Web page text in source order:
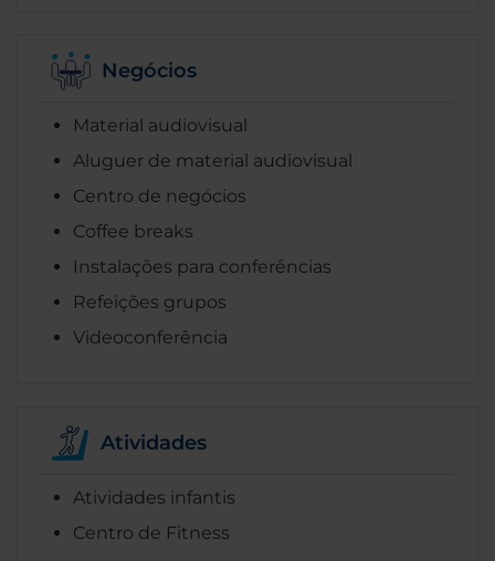
Negócios
Material audiovisual
Aluguer de material audiovisual
Centro de negócios
Coffee breaks
Instalações para conferências
Refeições grupos
Videoconferência
Atividades
Atividades infantis
Centro de Fitness